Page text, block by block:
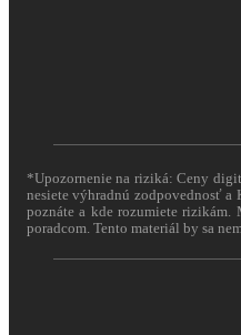
*Upozornenie na riziká: Ceny
nesiete výhradnú zodpovednosť
poznáte a kde rozumiete
poradcom. Tento materiál by sa